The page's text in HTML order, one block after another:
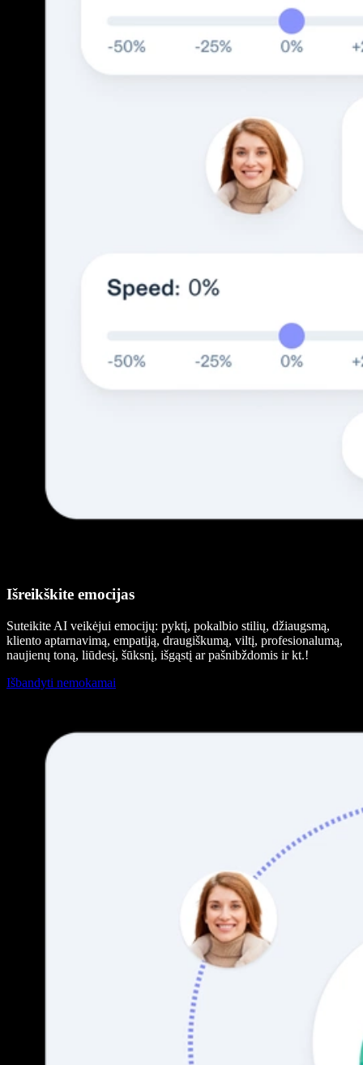
Išreikškite emocijas
Suteikite AI veikėjui emocijų: pyktį, pokalbio stilių, džiaugsmą,
kliento aptarnavimą, empatiją, draugiškumą, viltį, profesionalumą,
naujienų toną, liūdesį, šūksnį, išgąstį ar pašnibždomis ir kt.!
Išbandyti nemokamai